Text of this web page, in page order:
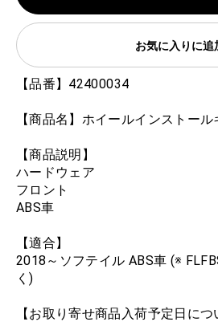
お気に入りに追
【品番】42400034
【商品名】ホイールインストー
【商品説明】
ハードウェア
フロント
ABS車
【適合】
2018～ソフテイル ABS車 (※
く)
【お取り寄せ商品入荷予定日につ